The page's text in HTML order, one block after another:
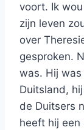
voort. Ik
zijn leven
over
gesproken.
was. Hij
Duitsland,
de Duitsers
heeft hij een